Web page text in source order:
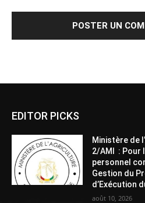
EDITOR PICKS
Ministère de
2/AMI : Pour
personnel
Gestion du
d’Exécution
août 10, 2026